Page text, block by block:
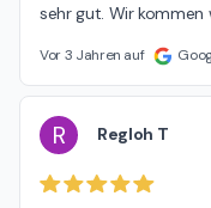
sehr gut. Wir kommen
Vor 3 Jahren auf
R Regloh T